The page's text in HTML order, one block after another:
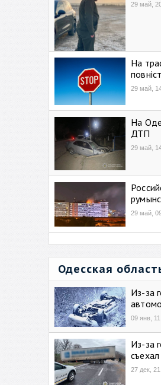
29 май,
На
29 май,
На
ДТП
29 май,
29 май,
Одесская
Из-за
09 янв,
Из-за
27 дек,